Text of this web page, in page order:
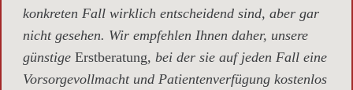
konkreten Fall wirklich entscheidend sind, aber gar
nicht gesehen. Wir empfehlen Ihnen daher, unsere
günstige Erstberatung, bei der sie auf jeden Fall eine
Vorsorgevollmacht und Patientenverfügung kostenlos